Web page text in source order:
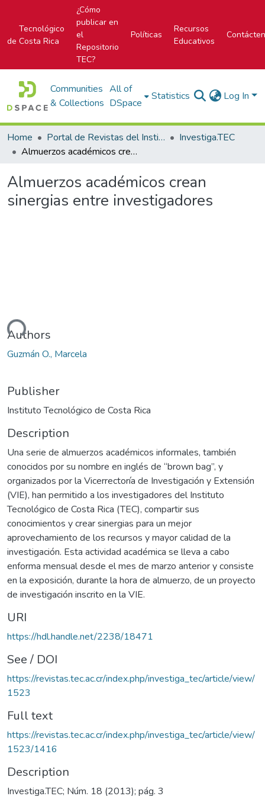
Tecnológico
de Costa Rica
¿Cómo
publicar en
el
Repositorio
TEC?
Políticas
Recursos
Educativos
Communities
& Collections
All of
DSpace
Statistics Log In
Home Portal de Revistas del Instituto Tecnológico de Costa Rica
Investiga.TEC
Almuerzos académicos crean sinergias entre investigadores
Almuerzos académicos crean
sinergias entre investigadores
Authors
Guzmán O., Marcela
Publisher
Instituto Tecnológico de Costa Rica
Description
Una serie de almuerzos académicos informales, también
conocidos por su nombre en inglés de “brown bag”, y
organizados por la Vicerrectoría de Investigación y Extensión
(VIE), han permitido a los investigadores del Instituto
Tecnológico de Costa Rica (TEC), compartir sus
conocimientos y crear sinergias para un mejor
aprovechamiento de los recursos y mayor calidad de la
investigación. Esta actividad académica se lleva a cabo
enforma mensual desde el mes de marzo anterior y consiste
en la exposición, durante la hora de almuerzo, de un proyecto
de investigación inscrito en la VIE.
URI
https://hdl.handle.net/2238/18471
See / DOI
https://revistas.tec.ac.cr/index.php/investiga_tec/article/view/
1523
Full text
https://revistas.tec.ac.cr/index.php/investiga_tec/article/view/
1523/1416
Description
Investiga.TEC; Núm. 18 (2013); pág. 3